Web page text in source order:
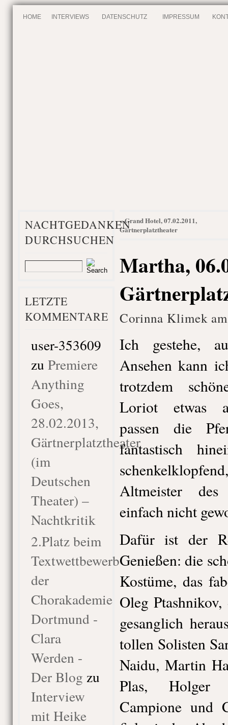
HOME INTERVIEWS DATENSCHUTZ IMPRESSUM
NACHTGEDANKEN
DURCHSUCHEN
LETZTE
KOMMENTARE
user-353609
zu Premiere
Anything
Goes,
28.02.2013,
Gärtnerplatztheater
(im
Deutschen
Theater) –
Nachtkritik
2.Platz beim
Textwettbewerb
der
Chorakademie
Dortmund -
Clara
Werden -
Der Blog zu
Interview
mit Heike
«Grand Hotel, 07.02.2011,
Gärtnerplatztheater
Martha,
Corinna Klimek
Ich gestehe,
Ansehen kann
trotzdem
Loriot etwas
passen die
fantastisch
Altmeister des
einfach nicht
Dafür ist der
Genießen: die
Kostüme, das
Oleg
gesanglich
tollen Solisten
Naidu, Martin
Plas, Holger
Campione und